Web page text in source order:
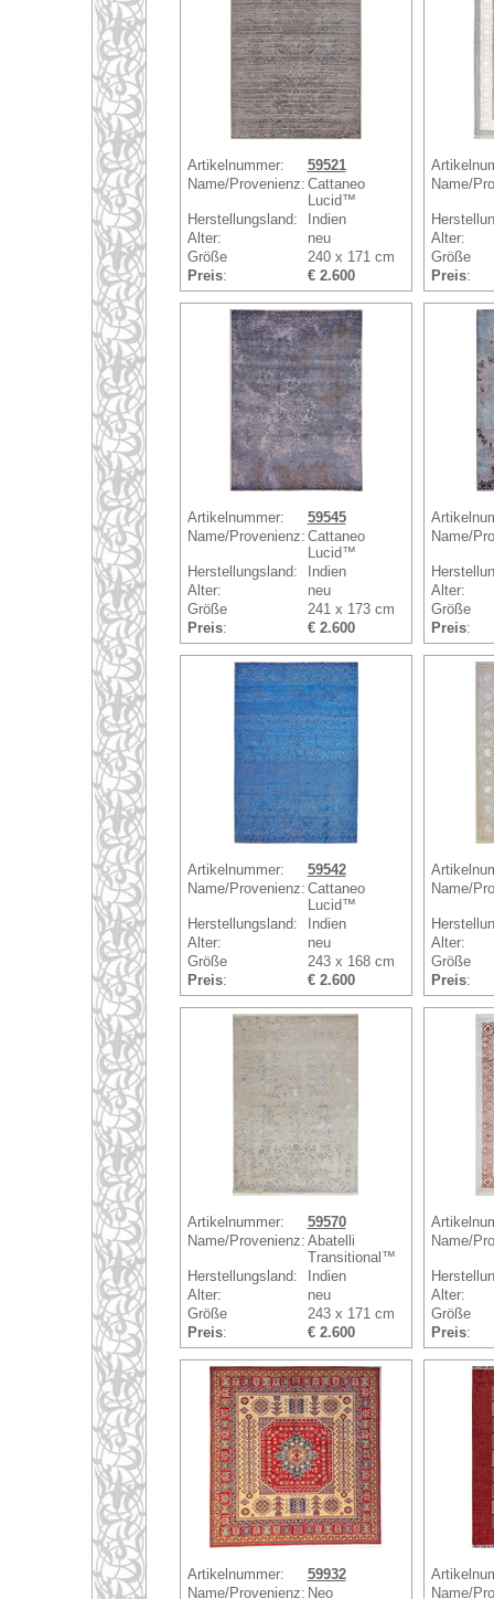
Artikelnummer:
59521
Name/Provenienz: Cattaneo
Lucid™
Herstellungsland:
Indien
Alter:
neu
Größe
240 x 171 cm
Preis: € 2.600
Name/
Alter:
Größe
Preis:
Artikelnummer:
59545
Name/Provenienz: Cattaneo
Lucid™
Herstellungsland:
Indien
Alter:
neu
Größe
241 x 173 cm
Preis: € 2.600
Name/
Alter:
Größe
Preis:
Artikelnummer:
59542
Name/Provenienz: Cattaneo
Lucid™
Herstellungsland:
Indien
Alter:
neu
Größe
243 x 168 cm
Preis: € 2.600
Name/
Alter:
Größe
Preis:
Artikelnummer:
59570
Name/Provenienz: Abatelli
Transitional™
Herstellungsland:
Indien
Alter:
neu
Größe
243 x 171 cm
Preis: € 2.600
Name/
Alter:
Größe
Preis:
Artikelnummer:
59932
Name/Provenienz: Neo
Name/